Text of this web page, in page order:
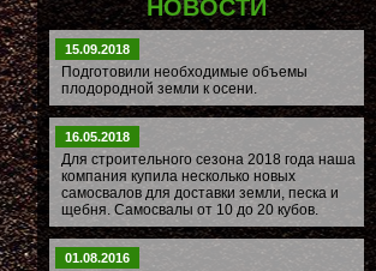
НОВОСТИ
15.09.2018
Подготовили необходимые объемы
плодородной земли к осени.
16.05.2018
Для строительного сезона 2018 года наша
компания купила несколько новых
самосвалов для доставки земли, песка и
щебня. Самосвалы от 10 до 20 кубов.
01.08.2016